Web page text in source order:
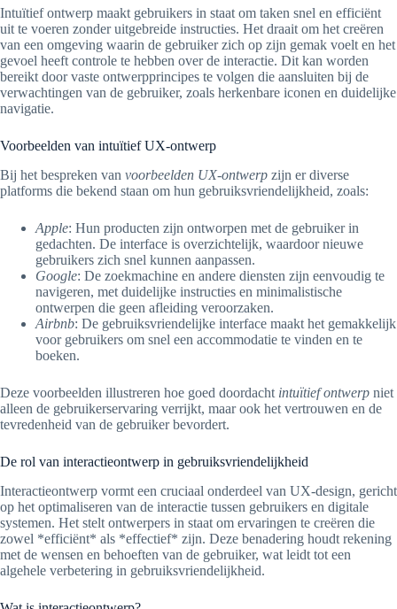
Intuïtief ontwerp maakt gebruikers in staat om taken snel en efficiënt
uit te voeren zonder uitgebreide instructies. Het draait om het creëren
van een omgeving waarin de gebruiker zich op zijn gemak voelt en het
gevoel heeft controle te hebben over de interactie. Dit kan worden
bereikt door vaste ontwerpprincipes te volgen die aansluiten bij de
verwachtingen van de gebruiker, zoals herkenbare iconen en duidelijke
navigatie.
Voorbeelden van intuïtief UX-ontwerp
Bij het bespreken van voorbeelden UX-ontwerp zijn er diverse
platforms die bekend staan om hun gebruiksvriendelijkheid, zoals:
Apple: Hun producten zijn ontworpen met de gebruiker in
gedachten. De interface is overzichtelijk, waardoor nieuwe
gebruikers zich snel kunnen aanpassen.
Google: De zoekmachine en andere diensten zijn eenvoudig te
navigeren, met duidelijke instructies en minimalistische
ontwerpen die geen afleiding veroorzaken.
Airbnb: De gebruiksvriendelijke interface maakt het gemakkelijk
voor gebruikers om snel een accommodatie te vinden en te
boeken.
Deze voorbeelden illustreren hoe goed doordacht intuïtief ontwerp niet
alleen de gebruikerservaring verrijkt, maar ook het vertrouwen en de
tevredenheid van de gebruiker bevordert.
De rol van interactieontwerp in gebruiksvriendelijkheid
Interactieontwerp vormt een cruciaal onderdeel van UX-design, gericht
op het optimaliseren van de interactie tussen gebruikers en digitale
systemen. Het stelt ontwerpers in staat om ervaringen te creëren die
zowel *efficiënt* als *effectief* zijn. Deze benadering houdt rekening
met de wensen en behoeften van de gebruiker, wat leidt tot een
algehele verbetering in gebruiksvriendelijkheid.